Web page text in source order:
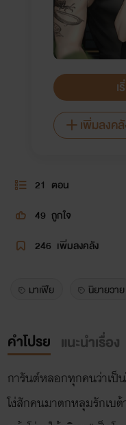
เพิ่มลงค
21 ตอน
49 ถูกใจ
246 เพิ่มลงคลัง
มาเฟีย นิยายวาย
คำโปรย แนะนำเรื่อง
การันต์หลอกทุกคนว่าเป็
โง่สักคนมาตกหลุมรักเบ